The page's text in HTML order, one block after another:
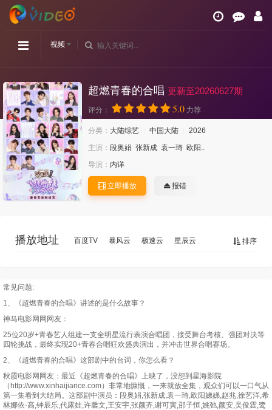
视频
超燃青春的合唱 更新至20260627期
评分： 5.0 力荐
分类： 大陆综艺 中国大陆
2026
主演： 段奥娟 张新成 袁一琦 欧阳..
导演： 内详
立即播放 报错
排序
播放地址 百度TV 暴风云 极速云 星辰云
常见问题:
1、《超燃青春的合唱》讲述的是什么故事？
神马电影网网网友：
25位20岁+青春艺人组建一支全明星流行表演合唱团，接受舞台考核、强团对决等
四轮挑战，最终实现20+青春合唱狂欢盛典演出，并冲击世界合唱赛场。
2、《超燃青春的合唱》这部剧中的台词，你怎么看？
秋霞电影网网友：最近《超燃青春的合唱》上映了，没想到星海影院
（http://www.xinhaijiance.com）非常地慷慨，一来就放全集，观众们可以一口气从
第一集看到大结局。这部剧中演员：段奥娟,张新成,袁一琦,欧阳娣娣,赵兆,徐艺洋,希
林娜依·高,钟辰乐,代露娃,许馨文,王安宇,张颜齐,谢可寅,邵子恒,姚弛,颜安,吴俊霆,鹭